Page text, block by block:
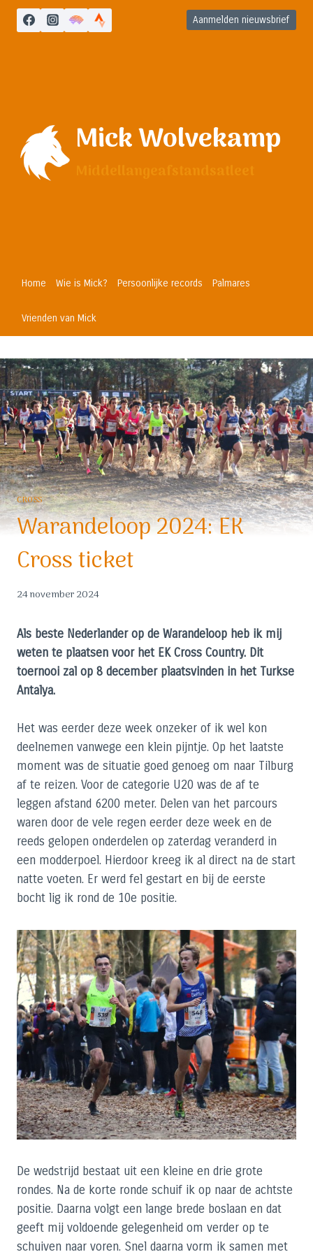
Doorgaan
naar
Aanmelden nieuwsbrief
Mick Wolvekamp
Home Wie is Mick? Persoonlijke records Palmares
Vrienden van Mick
CROSS
Warandeloop 2024: EK
Cross ticket
24 november 2024
Als beste Nederlander op de Warandeloop heb ik mij
weten te plaatsen voor het EK Cross Country. Dit
toernooi zal op 8 december plaatsvinden in het Turkse
Antalya.
Het was eerder deze week onzeker of ik wel kon
deelnemen vanwege een klein pijntje. Op het laatste
moment was de situatie goed genoeg om naar Tilburg
af te reizen. Voor de categorie U20 was de af te
leggen afstand 6200 meter. Delen van het parcours
waren door de vele regen eerder deze week en de
reeds gelopen onderdelen op zaterdag veranderd in
een modderpoel. Hierdoor kreeg ik al direct na de start
natte voeten. Er werd fel gestart en bij de eerste
bocht lig ik rond de 10e positie.
De wedstrijd bestaat uit een kleine en drie grote
rondes. Na de korte ronde schuif ik op naar de achtste
positie. Daarna volgt een lange brede boslaan en dat
geeft mij voldoende gelegenheid om verder op te
schuiven naar voren. Snel daarna vorm ik samen met